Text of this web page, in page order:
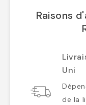
Raisons
Uni
de la